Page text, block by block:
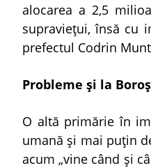
alocarea a 2,5
supravieţui, însă cu
prefectul Codrin
Probleme şi la
O altă primărie în
umană şi mai puţin
acum „vine când şi